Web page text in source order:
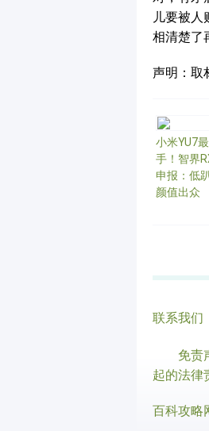
儿要被
相清楚了
声明：取
小米YU7
手！智界
申报：低
颜值出众
联系我们
免责声
起的法律
百科攻略